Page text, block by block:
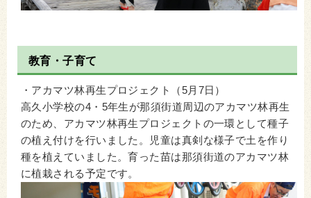
教育・子育て
・アカマツ林再生プロジェクト（5月7日）
高久小学校の4・5年生が那須街道周辺のアカマツ林再生
のため、アカマツ林再生プロジェクトの一環として種子
の植え付けを行いました。児童は真剣な様子で土を作り
種を植えていました。育った苗は那須街道のアカマツ林
に植栽される予定です。